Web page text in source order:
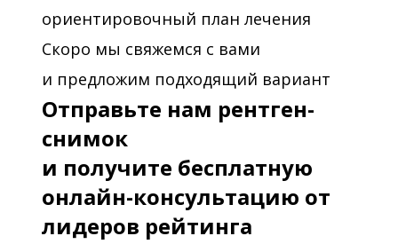
ориентировочный план лечения
Скоро мы свяжемся с вами
и предложим подходящий вариант
Отправьте нам рентген-
снимок
и получите бесплатную
онлайн-консультацию от
лидеров рейтинга